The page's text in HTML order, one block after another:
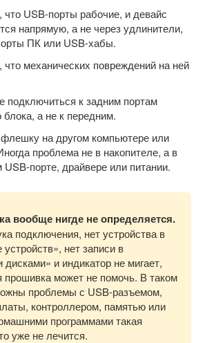
что USB-порты рабочие, и девайс
напрямую, а не через удлинители,
ПК или USB-хабы.
что механических повреждений на ней
подключиться к задним портам
блока, а не к передним.
на другом компьютере или
проблема не в накопителе, а в
USB-порте, драйвере или питании.
вообще нигде не определяется.
подключения, нет устройства в
устройств», нет записи в
дисками» и индикатор не мигает,
прошивка может не помочь. В таком
проблемы с USB-разъемом,
контроллером, памятью или
программами такая
уже не лечится.